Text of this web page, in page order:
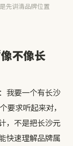
先讲清品牌位置
不像长
我要一个有长沙
求听起来对，
，不是把长沙元
快速理解品牌属